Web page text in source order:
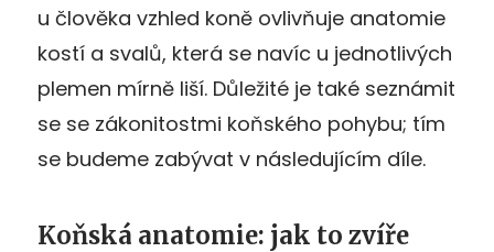
u člověka vzhled koně ovlivňuje anatomie
kostí a svalů, která se navíc u jednotlivých
plemen mírně liší. Důležité je také seznámit
se se zákonitostmi koňského pohybu; tím
se budeme zabývat v následujícím díle.
Koňská anatomie: jak to zvíře